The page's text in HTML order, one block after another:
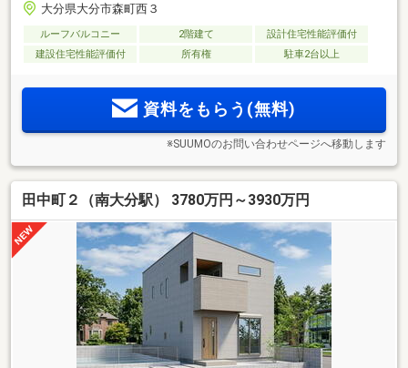
大分県大分市森町西３
ルーフバルコニー 2階建て
設計住宅性能評価付
建設住宅性能評価付
所有権 駐車2台以上
資料をもらう(無料)
※SUUMOのお問い合わせページへ移動します
田中町２（南大分駅） 3780万円～3930万円